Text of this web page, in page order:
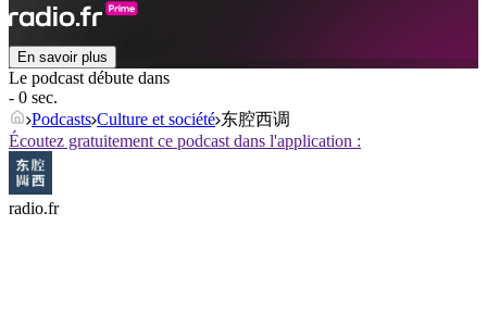
En savoir plus
Le podcast débute dans
- 0 sec.
Podcasts Culture et société 东腔西调
Écoutez gratuitement ce podcast dans l'application :
radio.fr